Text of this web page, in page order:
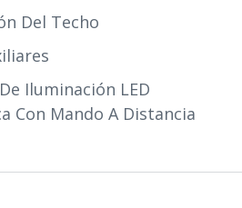
Del Techo
Iluminación LED
Con Mando A Distancia